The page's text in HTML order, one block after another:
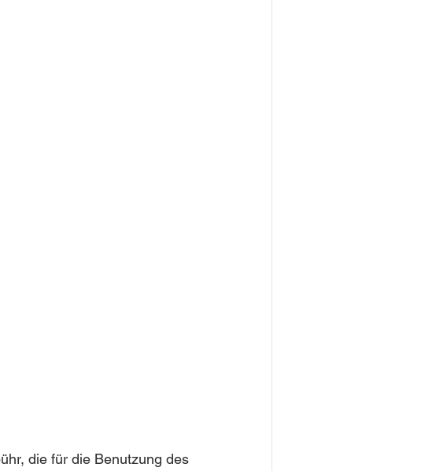
die für die Benutzung des